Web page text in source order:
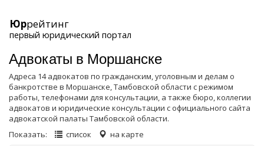
Юррейтинг
первый юридический портал
Адвокаты в Моршанске
Адреса 14 адвокатов по гражданским, уголовным и делам о
банкротстве в Моршанске, Тамбовской области с режимом
работы, телефонами для консультации, а также бюро, коллегии
адвокатов и юридические консультации с официального сайта
адвокатской палаты Тамбовской области.
Показать:
список на карте